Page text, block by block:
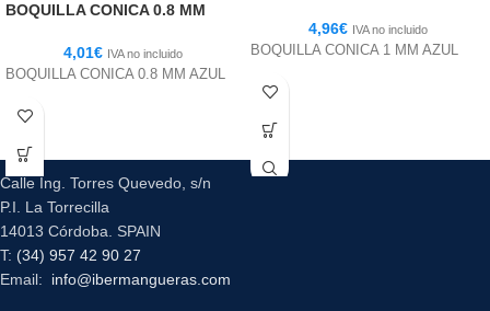
BOQUILLA CONICA 0.8 MM
4,01€ IVA no incluido
BOQUILLA CONICA 0.8 MM AZUL
4,96€ IVA no incluido
BOQUILLA CONICA 1 MM AZUL
Calle Ing. Torres Quevedo, s/n
P.I. La Torrecilla
14013 Córdoba. SPAIN
T: (34) 957 42 90 27
Email: info@ibermangueras.com